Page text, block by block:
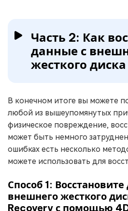
Часть 2: Как
данные с
жесткого
В конечном итоге вы можете
любой из вышеупомянутых
физическое повреждение,
может быть немного
ошибках есть несколько
можете использовать для
Способ 1:
внешнего жесткого
Recovery с помощью